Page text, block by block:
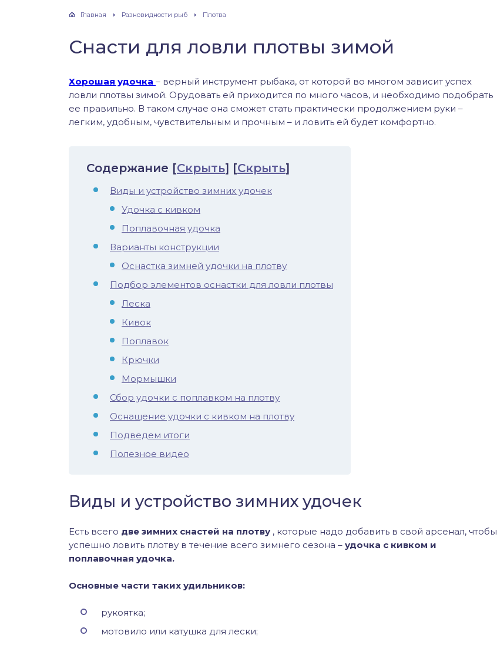
Главная Разновидности рыб Плотва
Снасти для ловли плотвы зимой
Хорошая удочка – верный инструмент рыбака, от которой во многом зависит успех
ловли плотвы зимой. Орудовать ей приходится по много часов, и необходимо подобрать
ее правильно. В таком случае она сможет стать практически продолжением руки –
легким, удобным, чувствительным и прочным – и ловить ей будет комфортно.
Содержание [Скрыть] [Скрыть]
Виды и устройство зимних удочек
Удочка с кивком
Поплавочная удочка
Варианты конструкции
Оснастка зимней удочки на плотву
Подбор элементов оснастки для ловли плотвы
Леска
Кивок
Поплавок
Крючки
Мормышки
Сбор удочки с поплавком на плотву
Оснащение удочки с кивком на плотву
Подведем итоги
Полезное видео
Виды и устройство зимних удочек
Есть всего две зимних снастей на плотву , которые надо добавить в свой арсенал, чтобы
успешно ловить плотву в течение всего зимнего сезона – удочка с кивком и
поплавочная удочка.
Основные части таких удильников:
рукоятка;
мотовило или катушка для лески;